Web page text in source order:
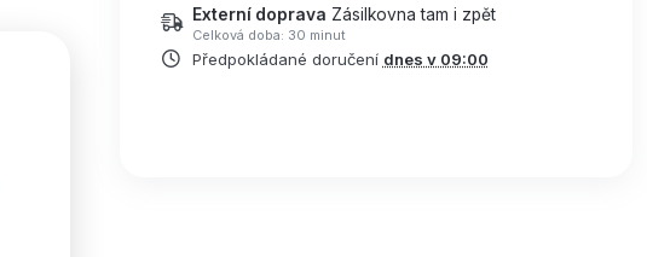
Externí doprava Zásilkovna tam i zpět
Celková doba: 30 minut
Předpokládané doručení dnes v 09:00